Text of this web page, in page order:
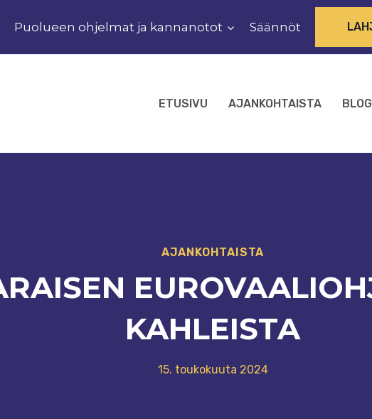
Puolueen ohjelmat ja kannanotot Säännöt
ETUSIVU AJANKOHTAISTA
AJANKOHTAISTA
KAHLEISTA
15. toukokuuta 2024